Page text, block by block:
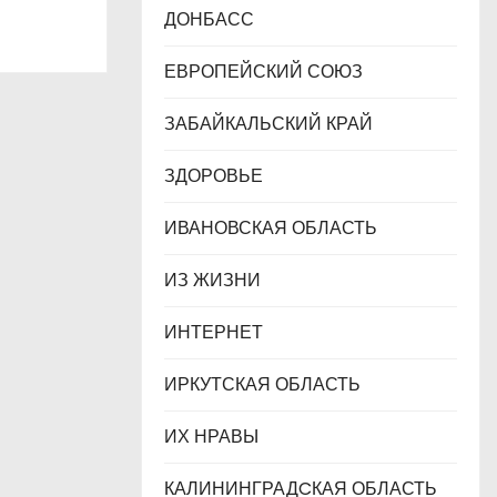
ДОНБАСС
ЕВРОПЕЙСКИЙ СОЮЗ
ЗАБАЙКАЛЬСКИЙ КРАЙ
ЗДОРОВЬЕ
ИВАНОВСКАЯ ОБЛАСТЬ
ИЗ ЖИЗНИ
ИНТЕРНЕТ
ИРКУТСКАЯ ОБЛАСТЬ
ИХ НРАВЫ
КАЛИНИНГРАДCКАЯ ОБЛАСТЬ